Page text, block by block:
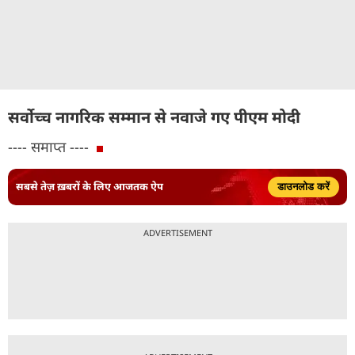
सर्वोच्च नागरिक सम्मान से नवाजे गए पीएम मोदी
---- समाप्त ----
सबसे तेज़ ख़बरों के लिए आजतक ऐप डाउनलोड करें
ADVERTISEMENT